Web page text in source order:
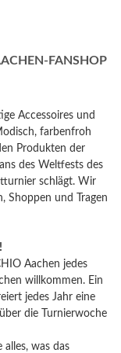
FANSHOP
Accessoires und
farbenfroh
Produkten der
des Weltfests des
schlägt. Wir
Shoppen und Tragen
Aachen jedes
willkommen. Ein
jedes Jahr eine
die Turnierwoche
alles, was das